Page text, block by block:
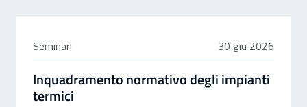
Seminari 30 giugno 2026
30 giu 2026
Inquadramento normativo degli impianti
termici